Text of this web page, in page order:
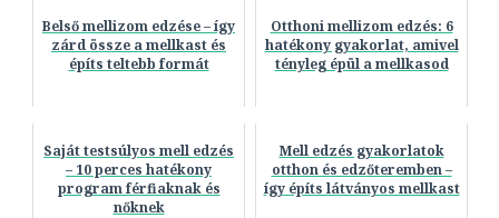
Belső mellizom edzése – így
zárd össze a mellkast és
építs teltebb formát
Otthoni mellizom edzés: 6
hatékony gyakorlat, amivel
tényleg épül a mellkasod
Saját testsúlyos mell edzés
– 10 perces hatékony
program férfiaknak és
nőknek
Mell edzés gyakorlatok
otthon és edzőteremben –
így építs látványos mellkast